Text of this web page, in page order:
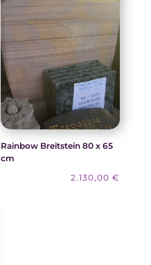
Rainbow Breitstein 80 x 65
cm
2.130,00€